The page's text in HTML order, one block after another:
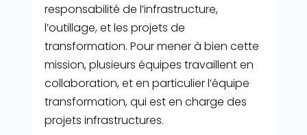
responsabilité de l’infrastructure,
l’outillage, et les projets de
transformation. Pour mener à bien cette
mission, plusieurs équipes travaillent en
collaboration, et en particulier l’équipe
transformation, qui est en charge des
projets infrastructures.